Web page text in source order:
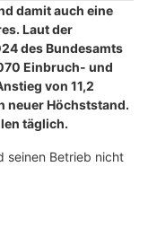
damit auch eine
Laut der
des Bundesamts
Einbruch- und
von 11,2
neuer Höchststand.
täglich.
seinen Betrieb nicht